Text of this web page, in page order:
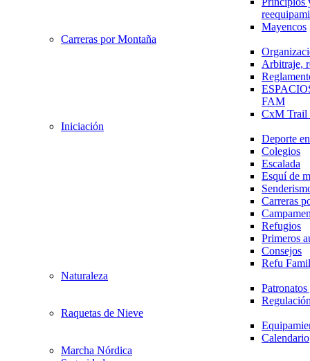
Mayencos
Carreras por Montaña
Arbitraje,
FAM
CxM
Iniciación
Deporte
Colegios
Escalada
Esquí de
Carreras
Refugios
Primeros
Consejos
Refu
Naturaleza
Raquetas de Nieve
Calendario
Marcha Nórdica